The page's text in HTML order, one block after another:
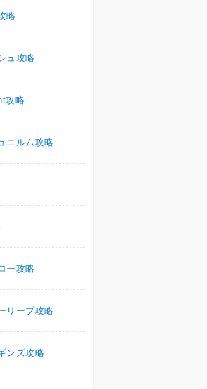
略
ュ攻略
攻略
エルム攻略
ー攻略
リープ攻略
ンズ攻略